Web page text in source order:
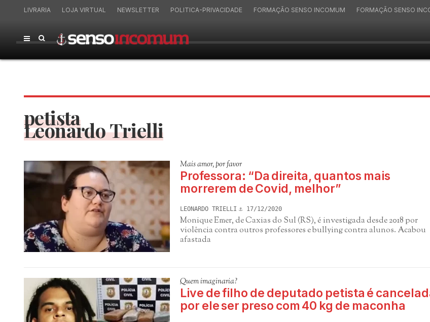
LIVRARIA LOJA VIRTUAL NEWSLETTER POLITICA-PRIVACIDADE FORMAÇÃO SENSO INCOMUM FORMAÇÃO SENSO
petista
Leonardo Trielli
Mais amor, por favor
Professora: “Da direita, quantos mais
morrerem de Covid, melhor”
LEONARDO TRIELLI 17/12/2020
Monique Emer, de Caxias do Sul (RS), é investigada desde 2018 por
violência contra outros professores e bullying contra alunos. Acabou
afastada
Quem imaginaria?
Live de filho de deputado petista é
por ele ser preso com 40 kg de maconha